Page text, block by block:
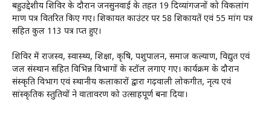
बहुउद्देशीय शिविर के दौरान जनसुनवाई के तहत 19 दिव्यांगजनों को विकलांग
प्रमाण पत्र वितरित किए गए। शिकायत काउंटर पर 58 शिकायतें एवं 55 मांग पत्र
सहित कुल 113 पत्र प्राप्त हुए।
शिविर में राजस्व, स्वास्थ्य, शिक्षा, कृषि, पशुपालन, समाज कल्याण, विद्युत एवं
जल संस्थान सहित विभिन्न विभागों के स्टॉल लगाए गए। कार्यक्रम के दौरान
संस्कृति विभाग एवं स्थानीय कलाकारों द्वारा गढ़वाली लोकगीत, नृत्य एवं
सांस्कृतिक प्रस्तुतियों ने वातावरण को उत्साहपूर्ण बना दिया।